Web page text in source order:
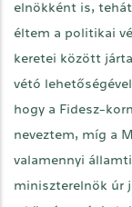
elnökként is,
éltem a politikai
keretei között
vétó
hogy a Fidesz-
neveztem, míg a
valamennyi
miniszterelnök úr